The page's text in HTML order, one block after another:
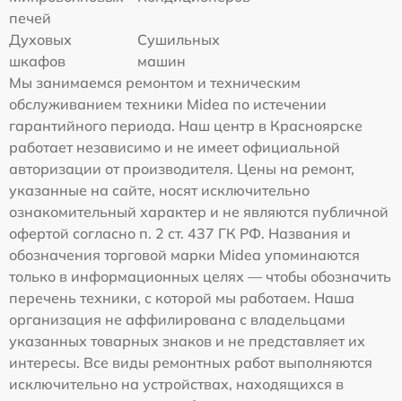
печей
Духовых
шкафов
Сушильных
машин
Мы занимаемся ремонтом и техническим
обслуживанием техники Midea по истечении
гарантийного периода. Наш центр в Красноярске
работает независимо и не имеет официальной
авторизации от производителя. Цены на ремонт,
указанные на сайте, носят исключительно
ознакомительный характер и не являются публичной
офертой согласно п. 2 ст. 437 ГК РФ. Названия и
обозначения торговой марки Midea упоминаются
только в информационных целях — чтобы обозначить
перечень техники, с которой мы работаем. Наша
организация не аффилирована с владельцами
указанных товарных знаков и не представляет их
интересы. Все виды ремонтных работ выполняются
исключительно на устройствах, находящихся в